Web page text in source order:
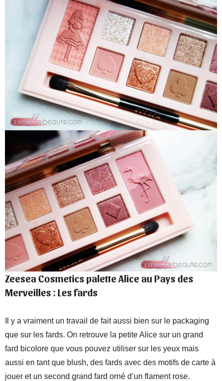
Zeesea Cosmetics palette Alice au Pays des
Merveilles : Les fards
Il y a vraiment un travail de fait aussi bien sur le packaging
que sur les fards. On retrouve la petite Alice sur un grand
fard bicolore que vous pouvez utiliser sur les yeux mais
aussi en tant que blush, des fards avec des motifs de carte à
jouer et un second grand fard orné d’un flament rose.